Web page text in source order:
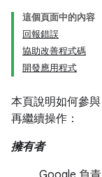
這個頁面中的內容
回報錯誤
協助改善程式碼
開發應用程式
本頁說明如何參
再繼續操作：
擁有者